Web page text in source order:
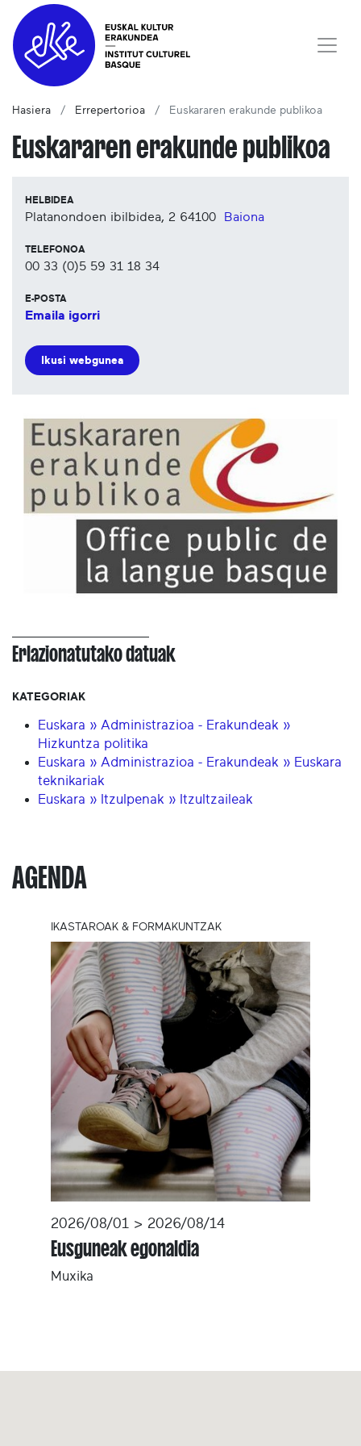
Hasiera Errepertorioa Euskararen erakunde publikoa
Euskararen erakunde publikoa
HELBIDEA
Platanondoen ibilbidea, 2 64100 Baiona
TELEFONOA
00 33 (0)5 59 31 18 34
E-POSTA
Emaila igorri
Ikusi webgunea
Erlazionatutako datuak
KATEGORIAK
Euskara » Administrazioa - Erakundeak »
Hizkuntza politika
Euskara » Administrazioa - Erakundeak » Euskara
teknikariak
Euskara » Itzulpenak » Itzultzaileak
AGENDA
IKASTAROAK & FORMAKUNTZAK
2026/08/01 > 2026/08/14
Eusguneak egonaldia
Muxika